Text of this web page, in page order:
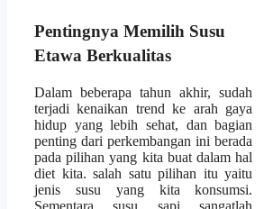
Pentingnya Memilih Susu
Etawa Berkualitas
Dalam beberapa tahun akhir, sudah
terjadi kenaikan trend ke arah gaya
hidup yang lebih sehat, dan bagian
penting dari perkembangan ini berada
pada pilihan yang kita buat dalam hal
diet kita. salah satu pilihan itu yaitu
jenis susu yang kita konsumsi.
Sementara susu sapi sangatlah